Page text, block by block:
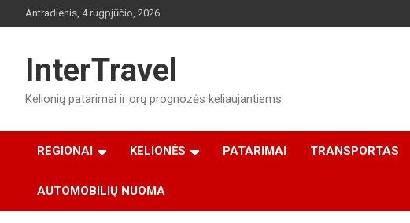
to
Antradienis, 4 rugpjūčio, 2026
InterTravel
Kelionių patarimai ir orų prognozės keliaujantiems
REGIONAI KELIONĖS PATARIMAI TRANSPORTAS
AUTOMOBILIŲ NUOMA